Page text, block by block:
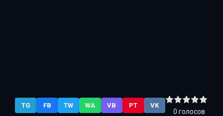
Глава 12
TG FB TW WA VB PT VK
0 голосов